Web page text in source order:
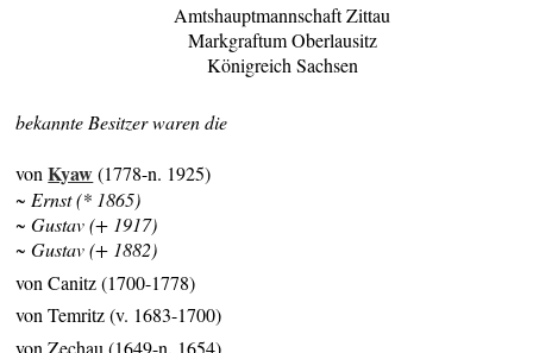
Amtshauptmannschaft Zittau
Markgraftum Oberlausitz
Königreich Sachsen
bekannte Besitzer waren die
vonKyaw(1778-n. 1925)
~ Ernst (* 1865)
~ Gustav (+ 1917)
~ Gustav (+ 1882)
von Canitz (1700-1778)
von Temritz (v. 1683-1700)
von Zechau (1649-n. 1654)